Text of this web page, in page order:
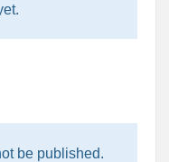
be published.